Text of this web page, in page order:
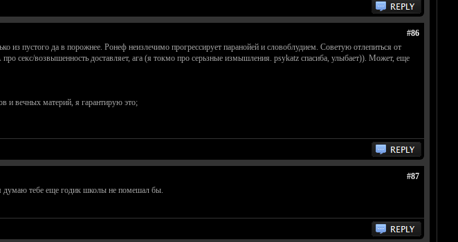
#86
из пустого да в порожнее. Ронеф неизлечимо прогрессирует паранойей и словоблудием. Советую отлепиться от
секс/возвышенность доставляет, ага (я токмо про серьзные измышления. psykatz спасиба, улыбает)). Может, еще
и вечных материй, я гарантирую это;
#87
думаю тебе еще годик школы не помешал бы.